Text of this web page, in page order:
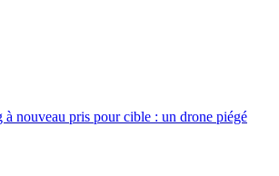
nouveau pris pour cible : un drone piégé